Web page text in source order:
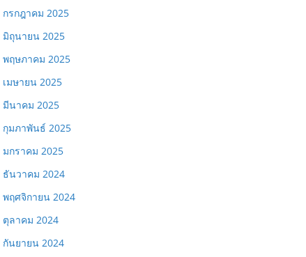
กรกฎาคม 2025
มิถุนายน 2025
พฤษภาคม 2025
เมษายน 2025
มีนาคม 2025
กุมภาพันธ์ 2025
มกราคม 2025
ธันวาคม 2024
พฤศจิกายน 2024
ตุลาคม 2024
กันยายน 2024